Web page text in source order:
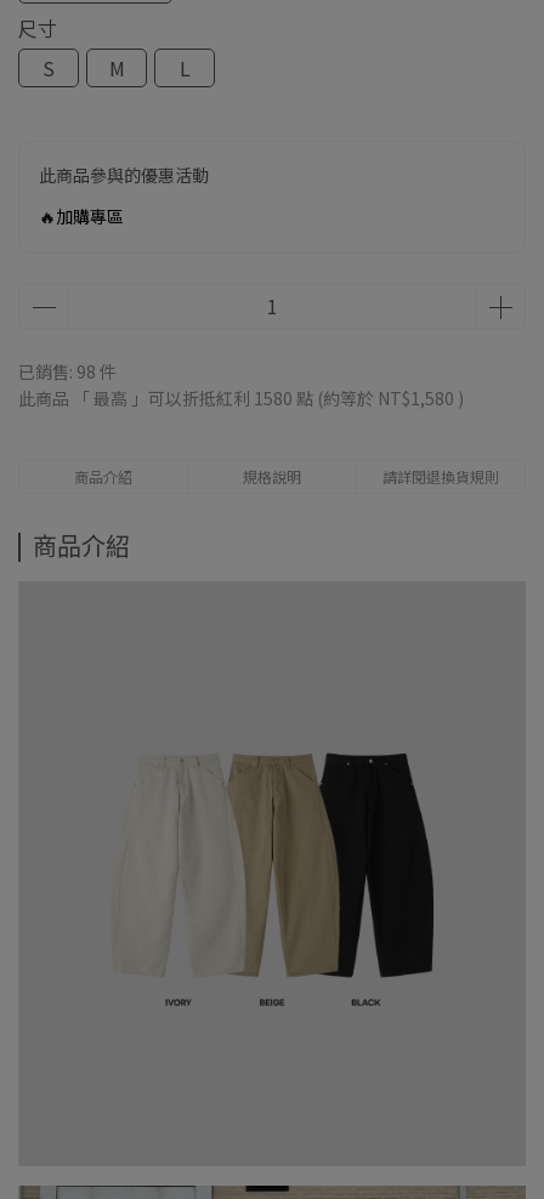
尺寸
S
M L
此商品參與的優惠活動
🔥加購專區
已銷售: 98 件
此商品 「 最高 」可以折抵紅利 1580 點 (約等於 NT$1,580 )
商品介紹 規格說明 請詳閱退換貨規則
商品介紹